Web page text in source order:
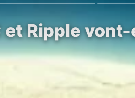
et Ripple